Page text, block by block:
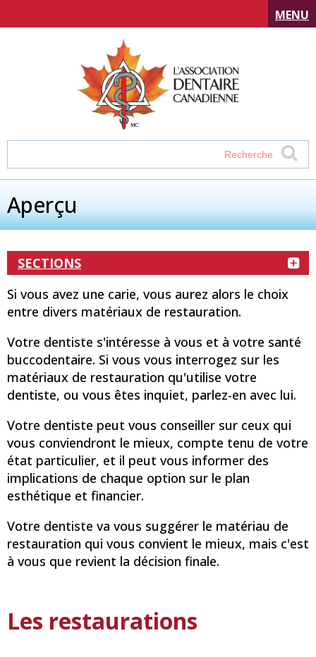
MENU
Aperçu
SECTIONS
Si vous avez une carie, vous aurez alors le choix
entre divers matériaux de restauration.
Votre dentiste s'intéresse à vous et à votre santé
buccodentaire. Si vous vous interrogez sur les
matériaux de restauration qu'utilise votre
dentiste, ou vous êtes inquiet, parlez-en avec lui.
Votre dentiste peut vous conseiller sur ceux qui
vous conviendront le mieux, compte tenu de votre
état particulier, et il peut vous informer des
implications de chaque option sur le plan
esthétique et financier.
Votre dentiste va vous suggérer le matériau de
restauration qui vous convient le mieux, mais c'est
à vous que revient la décision finale.
Les restaurations